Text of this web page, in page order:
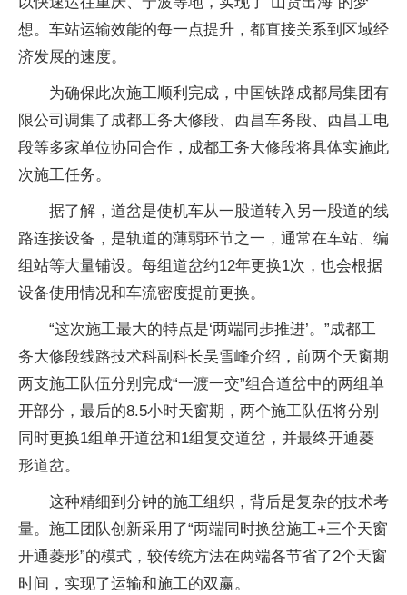
想。车站运输效能的每一点提升，都直接关系到区域经
济发展的速度。
为确保此次施工顺利完成，中国铁路成都局集团有
限公司调集了成都工务大修段、西昌车务段、西昌工电
段等多家单位协同合作，成都工务大修段将具体实施此
次施工任务。
据了解，道岔是使机车从一股道转入另一股道的线
路连接设备，是轨道的薄弱环节之一，通常在车站、编
组站等大量铺设。每组道岔约12年更换1次，也会根据
设备使用情况和车流密度提前更换。
“这次施工最大的特点是‘两端同步推进’。”成都工
务大修段线路技术科副科长吴雪峰介绍，前两个天窗期
两支施工队伍分别完成“一渡一交”组合道岔中的两组单
开部分，最后的8.5小时天窗期，两个施工队伍将分别
同时更换1组单开道岔和1组复交道岔，并最终开通菱
形道岔。
这种精细到分钟的施工组织，背后是复杂的技术考
量。施工团队创新采用了“两端同时换岔施工+三个天窗
开通菱形”的模式，较传统方法在两端各节省了2个天窗
时间，实现了运输和施工的双赢。